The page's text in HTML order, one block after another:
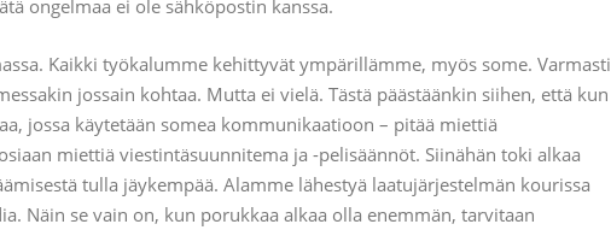
ongelmaa ei ole sähköpostin kanssa.
Kaikki työkalumme kehittyvät ympärillämme, myös some. Varmasti
jossain kohtaa. Mutta ei vielä. Tästä päästäänkin siihen, että kun
jossa käytetään somea kommunikaatioon – pitää miettiä
miettiä viestintäsuunnitema ja -pelisäännöt. Siinähän toki alkaa
tulla jäykempää. Alamme lähestyä laatujärjestelmän kourissa
Näin se vain on, kun porukkaa alkaa olla enemmän, tarvitaan